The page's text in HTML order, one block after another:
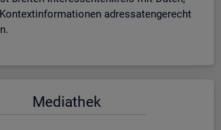
adres­sa­ten­ge­recht
Me­dia­thek